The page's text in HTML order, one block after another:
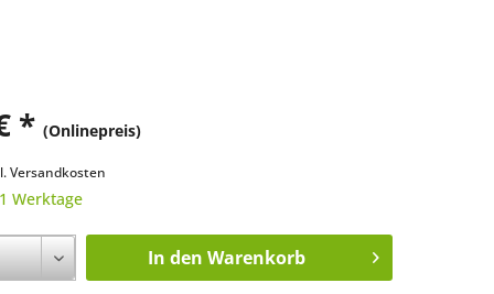
*(Onlinepreis)
Versandkosten
Werktage
In den Warenkorb